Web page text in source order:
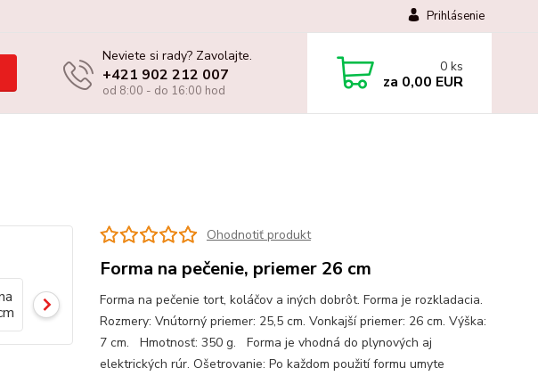
Prihlásenie
Neviete si rady? Zavolajte.
+421 902 212 007
od 8:00 - do 16:00 hod
0 ks
za 0,00 EUR
Ohodnotiť produkt
Forma na pečenie, priemer 26 cm
Forma na pečenie tort, koláčov a iných dobrôt. Forma je rozkladacia.
Rozmery: Vnútorný priemer: 25,5 cm. Vonkajší priemer: 26 cm. Výška:
7 cm. Hmotnosť: 350 g. Forma je vhodná do plynových aj
elektrických rúr. Ošetrovanie: Po každom použití formu umyte